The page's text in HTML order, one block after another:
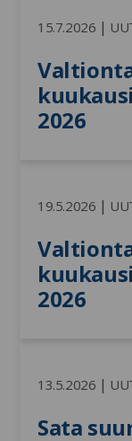
15.7.2026 |
2026
19.5.2026 |
2026
13.5.2026 |
Sata